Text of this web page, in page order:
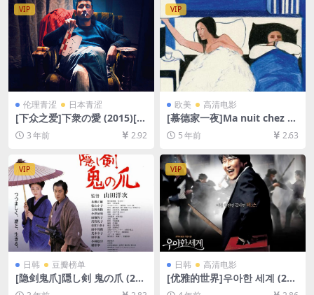
VIP
伦理青涩 日本青涩
[下众之爱]下衆の愛 (2015)[百
度网盘+迅雷云盘资源1080P
超清未删减][MP4/2.6GB][中
3 年前 2.92
VIP
欧美 高清电影
[慕德家一夜]Ma nuit chez M
aud (1969)[百度网盘+迅雷云
盘资源1080P超清未删减][MP
4/6.3GB][原声中字]
5 年前 2.63
VIP
日韩 豆瓣榜单
[隐剑鬼爪]隠し剣 鬼の爪 (200
4)[百度网盘+夸克网盘1080P
VIP
日韩 高清电影
[优雅的世界]우아한 세계 (200
7)[百度网盘+迅雷云盘资源10